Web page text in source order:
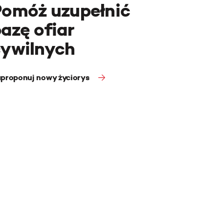
uzupełnić
ofiar
nowy życiorys